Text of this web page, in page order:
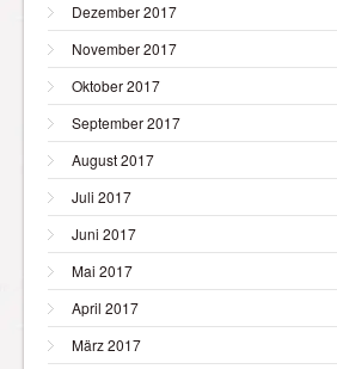
Dezember 2017
November 2017
Oktober 2017
September 2017
August 2017
Juli 2017
Juni 2017
Mai 2017
April 2017
März 2017